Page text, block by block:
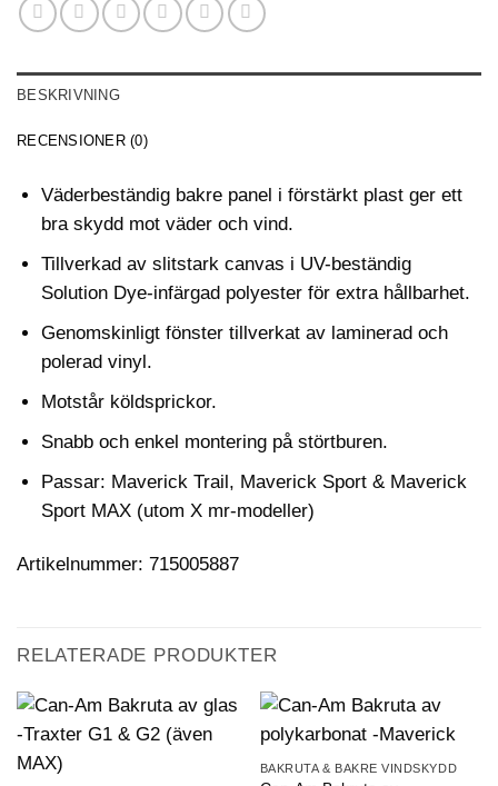
BESKRIVNING
RECENSIONER (0)
Väderbeständig bakre panel i förstärkt plast ger ett
bra skydd mot väder och vind.
Tillverkad av slitstark canvas i UV-beständig
Solution Dye-infärgad polyester för extra hållbarhet.
Genomskinligt fönster tillverkat av laminerad och
polerad vinyl.
Motstår köldsprickor.
Snabb och enkel montering på störtburen.
Passar: Maverick Trail, Maverick Sport & Maverick
Sport MAX (utom X mr-modeller)
Artikelnummer: 715005887
RELATERADE PRODUKTER
BAKRUTA & BAKRE VINDSKYDD